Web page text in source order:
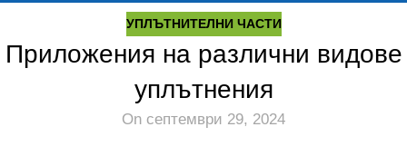
УПЛЪТНИТЕЛНИ ЧАСТИ
Приложения на различни видове
уплътнения
On септември 29, 2024